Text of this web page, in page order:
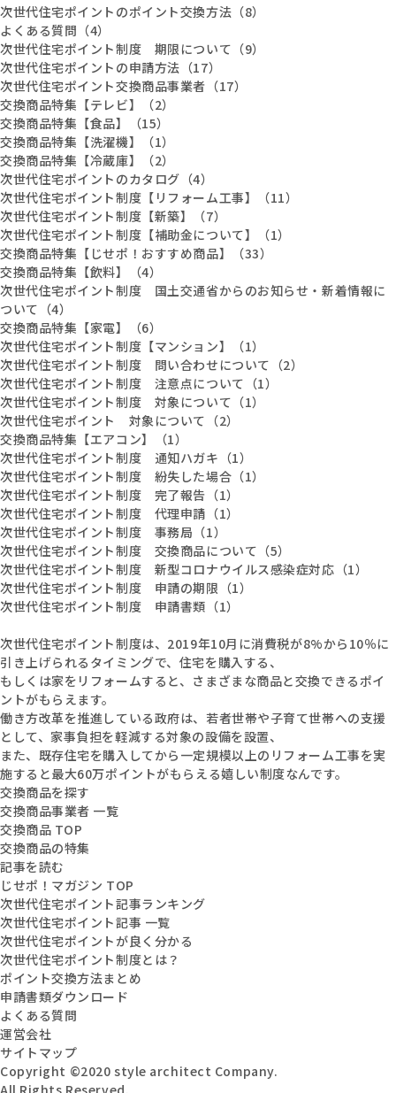
次世代住宅ポイントのポイント交換方法（8）
よくある質問（4）
次世代住宅ポイント制度 期限について（9）
次世代住宅ポイントの申請方法（17）
次世代住宅ポイント交換商品事業者（17）
交換商品特集【テレビ】（2）
交換商品特集【食品】（15）
交換商品特集【洗濯機】（1）
交換商品特集【冷蔵庫】（2）
次世代住宅ポイントのカタログ（4）
次世代住宅ポイント制度【リフォーム工事】（11）
次世代住宅ポイント制度【新築】（7）
次世代住宅ポイント制度【補助金について】（1）
交換商品特集【じせポ！おすすめ商品】（33）
交換商品特集【飲料】（4）
次世代住宅ポイント制度 国土交通省からのお知らせ・新着情報に
ついて（4）
交換商品特集【家電】（6）
次世代住宅ポイント制度【マンション】（1）
次世代住宅ポイント制度 問い合わせについて（2）
次世代住宅ポイント制度 注意点について（1）
次世代住宅ポイント制度 対象について（1）
次世代住宅ポイント 対象について（2）
交換商品特集【エアコン】（1）
次世代住宅ポイント制度 通知ハガキ（1）
次世代住宅ポイント制度 紛失した場合（1）
次世代住宅ポイント制度 完了報告（1）
次世代住宅ポイント制度 代理申請（1）
次世代住宅ポイント制度 事務局（1）
次世代住宅ポイント制度 交換商品について（5）
次世代住宅ポイント制度 新型コロナウイルス感染症対応（1）
次世代住宅ポイント制度 申請の期限（1）
次世代住宅ポイント制度 申請書類（1）
次世代住宅ポイント制度は、2019年10月に消費税が8%から10％に
引き上げられるタイミングで、住宅を購入する、
もしくは家をリフォームすると、さまざまな商品と交換できるポイ
ントがもらえます。
働き方改革を推進している政府は、若者世帯や子育て世帯への支援
として、家事負担を軽減する対象の設備を設置、
また、既存住宅を購入してから一定規模以上のリフォーム工事を実
施すると最大60万ポイントがもらえる嬉しい制度なんです。
交換商品を探す
交換商品事業者 一覧
交換商品 TOP
交換商品の特集
記事を読む
じせポ！マガジン TOP
次世代住宅ポイント記事ランキング
次世代住宅ポイント記事 一覧
次世代住宅ポイントが良く分かる
次世代住宅ポイント制度とは？
ポイント交換方法まとめ
申請書類ダウンロード
よくある質問
運営会社
サイトマップ
Copyright ©2020 style architect Company.
All Rights Reserved.